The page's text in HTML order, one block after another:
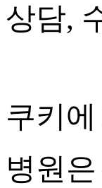
상담,
쿠키
병원